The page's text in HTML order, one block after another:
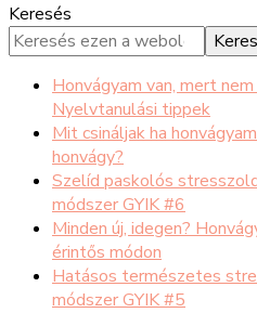
Keresés
Honvágyam van, mert
Nyelvtanulási tippek
Mit csináljak ha
honvágy?
Szelíd paskolós
módszer GYIK #6
Minden új, idegen?
érintős módon
Hatásos természetes
módszer GYIK #5